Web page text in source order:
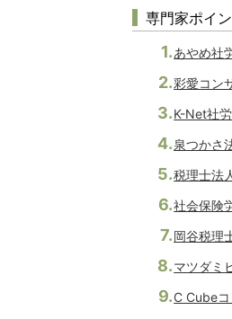
専門家ポイ
あやめ社
彩愛コン
K-Net社
泉つかさ
税理士法
社会保険
岡谷税理
マツダミ
C Cube